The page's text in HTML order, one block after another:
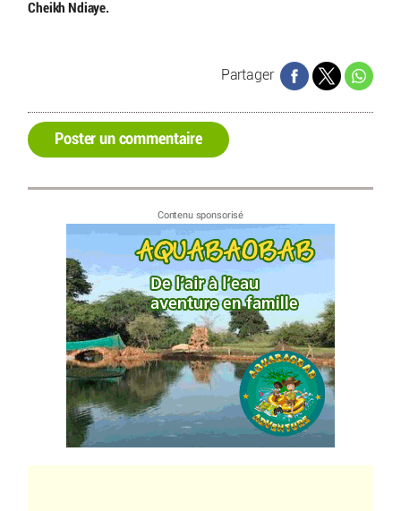
Cheikh Ndiaye.
Partager
Poster un commentaire